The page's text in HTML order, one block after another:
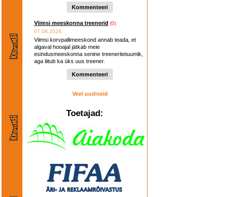
Kommenteeri
Viimsi meeskonna treenerid (0)
07.08.2026
Viimsi korvpallimeeskond annab teada, et
algaval hooajal jätkab meie
esindusmeeskonna senine treeneritetuumik,
aga liitub ka üks uus treener.
Kommenteeri
Veel uudiseid
Toetajad: